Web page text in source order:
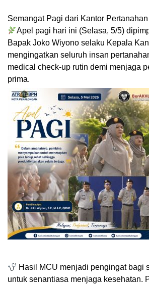
Semangat Pagi dari Kantor
Apel pagi hari ini (Selasa, 5/5)
Bapak Joko Wiyono selaku Kepala
mengingatkan seluruh insan
medical check-up rutin demi menjaga
prima.
Hasil MCU menjadi pengingat bagi
untuk senantiasa menjaga kesehatan.